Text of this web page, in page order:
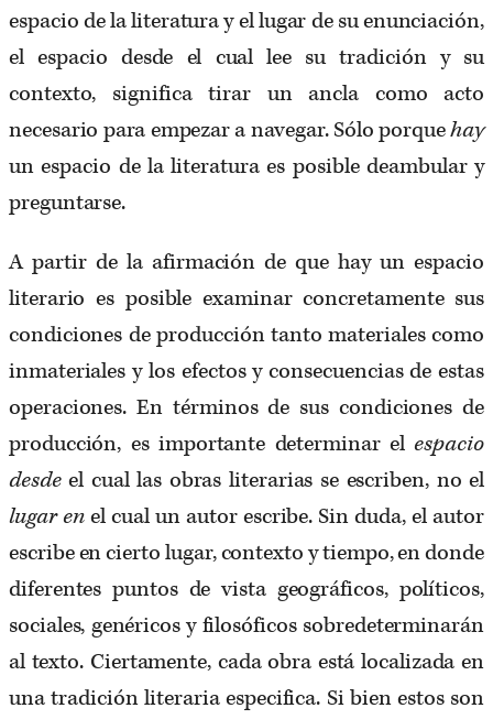
espacio de la literatura y el lugar de su enunciación,
el espacio desde el cual lee su tradición y su
contexto, significa tirar un ancla como acto
necesario para empezar a navegar. Sólo porquehay
un espacio de la literatura es posible deambular y
preguntarse.
A partir de la afirmación de que hay un espacio
literario es posible examinar concretamente sus
condiciones de producción tanto materiales como
inmateriales y los efectos y consecuencias de estas
operaciones. En términos de sus condiciones de
producción, es importante determinar elespacio
desdeel cual las obras literarias se escriben, no el
lugar enel cual un autor escribe. Sin duda, el autor
escribe en cierto lugar, contexto y tiempo, en donde
diferentes puntos de vista geográficos, políticos,
sociales, genéricos y filosóficos sobredeterminarán
al texto. Ciertamente, cada obra está localizada en
una tradición literaria especifica. Si bien estos son